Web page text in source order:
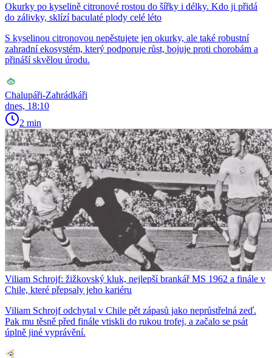
Okurky po kyselině citronové rostou do šířky i délky. Kdo ji přidá
do zálivky, sklízí baculaté plody celé léto
S kyselinou citronovou nepěstujete jen okurky, ale také robustní
zahradní ekosystém, který podporuje růst, bojuje proti chorobám a
přináší skvělou úrodu.
Chalupáři-Zahrádkáři
dnes, 18:10
2 min
Viliam Schrojf: žižkovský kluk, nejlepší brankář MS 1962 a finále v
Chile, které přepsaly jeho kariéru
Viliam Schrojf odchytal v Chile pět zápasů jako neprůstřelná zeď.
Pak mu těsně před finále vtiskli do rukou trofej, a začalo se psát
úplně jiné vyprávění.